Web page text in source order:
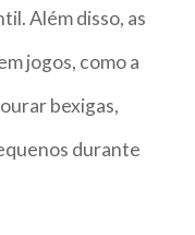
Além disso, as
jogos, como a
bexigas,
durante